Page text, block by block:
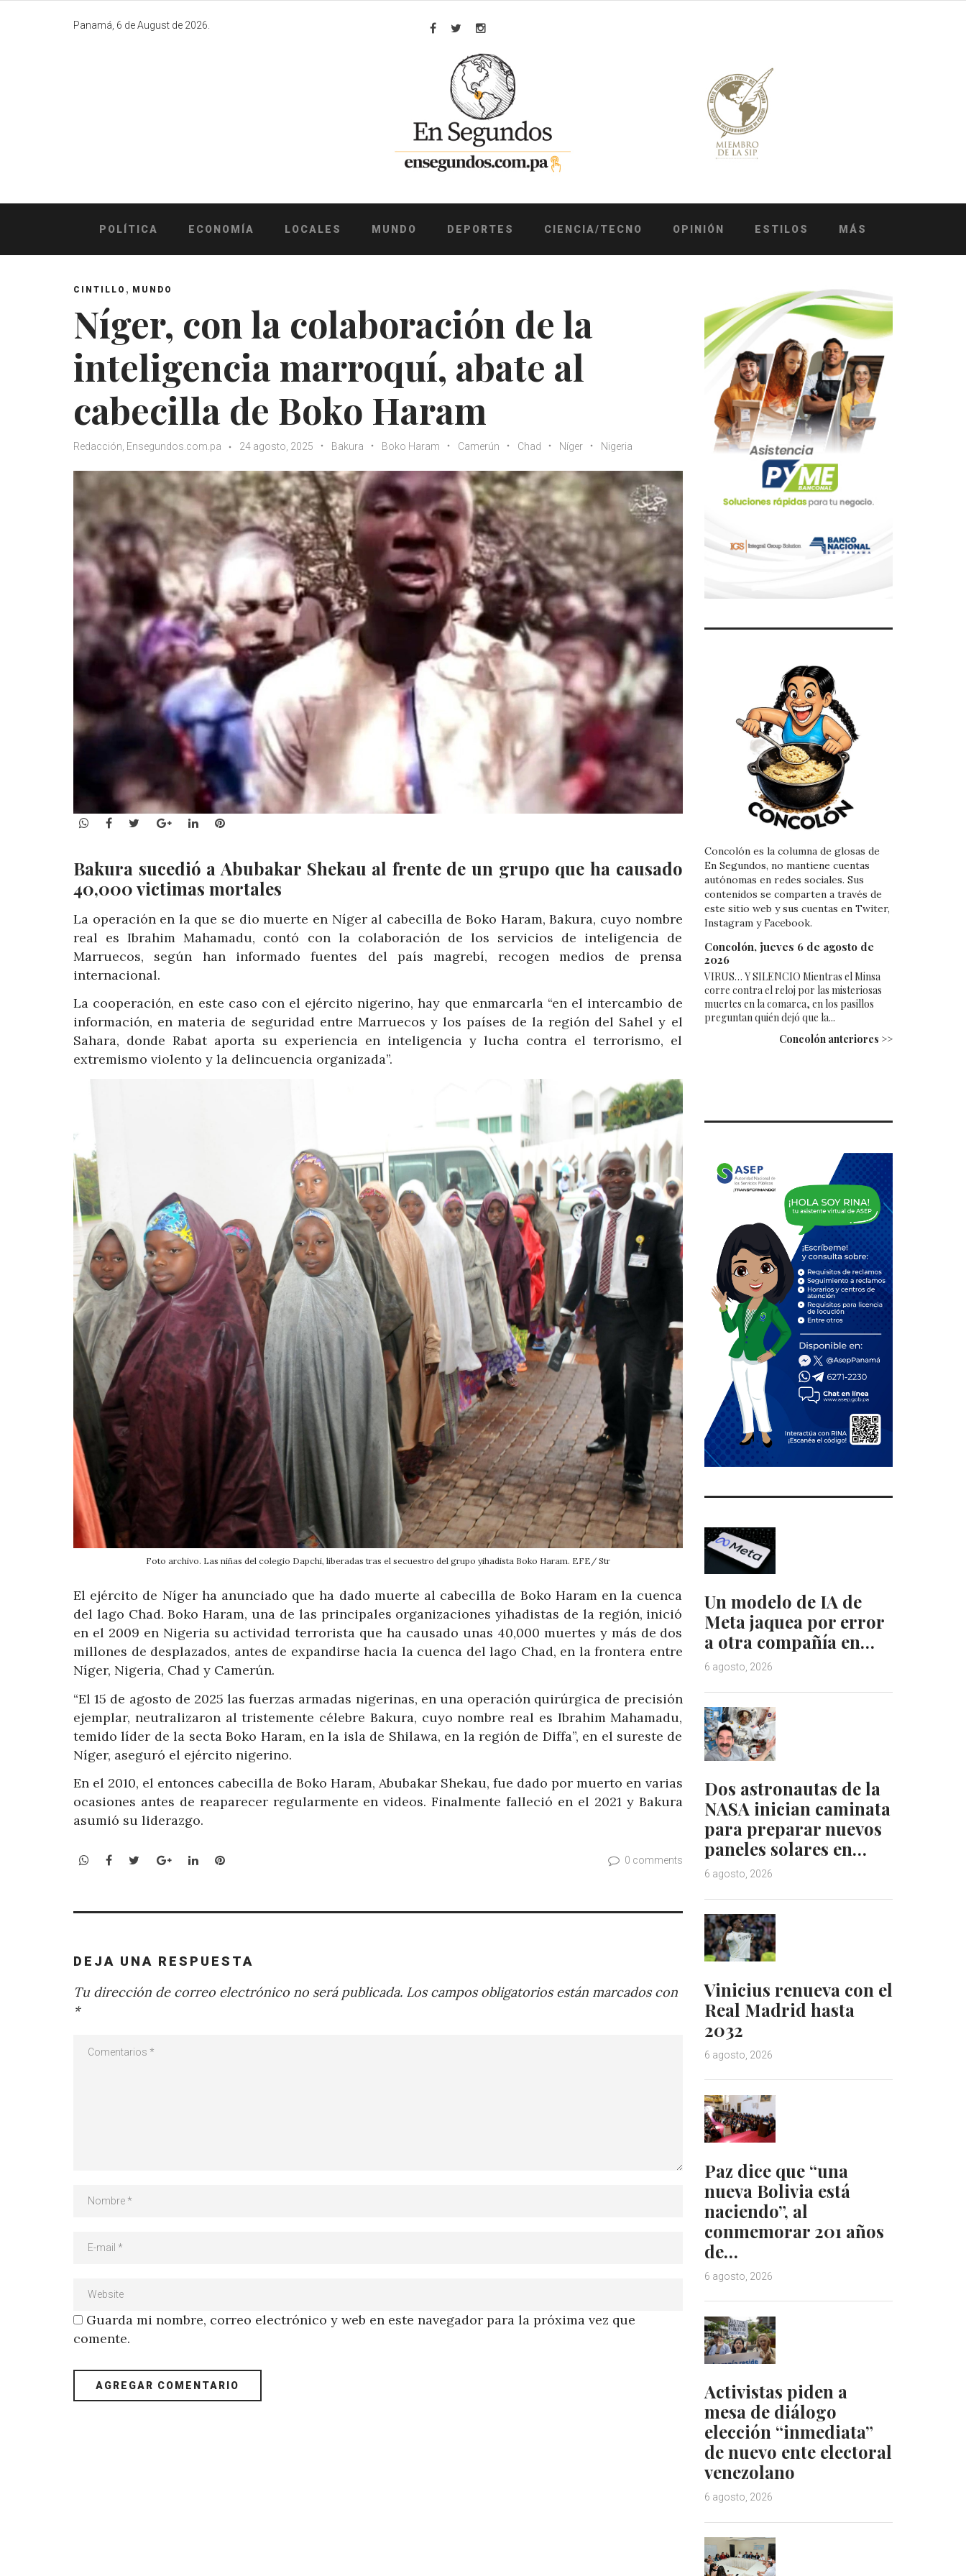
Panamá, 6 de August de 2026.
Facebook
TwitterInstagram
POLÍTICA ECONOMÍA LOCALES MUNDO DEPORTES CIENCIA/TECNO OPINIÓN ESTILOS MÁS
CINTILLO , MUNDO
Níger, con la colaboración de la
inteligencia marroquí, abate al
cabecilla de Boko Haram
Redacción, Ensegundos.com.pa 24 agosto, 2025 Bakura Boko Haram Camerún Chad Níger Nigeria
WhatsApp
Facebook
TwitterGoogle+LinkedInPinterest
Bakura sucedió a Abubakar Shekau al frente de un grupo que ha causado
40,000 victimas mortales
La operación en la que se dio muerte en Níger al cabecilla de Boko Haram, Bakura, cuyo nombre
real es Ibrahim Mahamadu, contó con la colaboración de los servicios de inteligencia de
Marruecos, según han informado fuentes del país magrebí, recogen medios de prensa
internacional.
La cooperación, en este caso con el ejército nigerino, hay que enmarcarla “en el intercambio de
información, en materia de seguridad entre Marruecos y los países de la región del Sahel y el
Sahara, donde Rabat aporta su experiencia en inteligencia y lucha contra el terrorismo, el
extremismo violento y la delincuencia organizada”.
Foto archivo. Las niñas del colegio Dapchi, liberadas tras el secuestro del grupo yihadista Boko Haram. EFE/ Str
El ejército de Níger ha anunciado que ha dado muerte al cabecilla de Boko Haram en la cuenca
del lago Chad. Boko Haram, una de las principales organizaciones yihadistas de la región, inició
en el 2009 en Nigeria su actividad terrorista que ha causado unas 40,000 muertes y más de dos
millones de desplazados, antes de expandirse hacia la cuenca del lago Chad, en la frontera entre
Níger, Nigeria, Chad y Camerún.
“El 15 de agosto de 2025 las fuerzas armadas nigerinas, en una operación quirúrgica de precisión
ejemplar, neutralizaron al tristemente célebre Bakura, cuyo nombre real es Ibrahim Mahamadu,
temido líder de la secta Boko Haram, en la isla de Shilawa, en la región de Diffa”, en el sureste de
Níger, aseguró el ejército nigerino.
En el 2010, el entonces cabecilla de Boko Haram, Abubakar Shekau, fue dado por muerto en varias
ocasiones antes de reaparecer regularmente en videos. Finalmente falleció en el 2021 y Bakura
asumió su liderazgo.
WhatsApp
Facebook
TwitterGoogle+LinkedInPinterest 0 comments
DEJA UNA RESPUESTA
Tu dirección de correo electrónico no será publicada. Los campos obligatorios están marcados con
*
Guarda mi nombre, correo electrónico y web en este navegador para la próxima vez que
comente.
Concolón es la columna de glosas de
En Segundos, no mantiene cuentas
autónomas en redes sociales. Sus
contenidos se comparten a través de
este sitio web y sus cuentas en Twiter,
Instagram y Facebook.
Concolón, jueves 6 de agosto de
2026
VIRUS… Y SILENCIO Mientras el Minsa
corre contra el reloj por las misteriosas
muertes en la comarca, en los pasillos
preguntan quién dejó que la...
Concolón anteriores >>
Un modelo de IA de
Meta jaquea por error
a otra compañía en…
6 agosto, 2026
Dos astronautas de la
NASA inician caminata
para preparar nuevos
paneles solares en…
6 agosto, 2026
Vinicius renueva con el
Real Madrid hasta
2032
6 agosto, 2026
Paz dice que “una
nueva Bolivia está
naciendo”, al
conmemorar 201 años
de…
6 agosto, 2026
Activistas piden a
mesa de diálogo
elección “inmediata”
de nuevo ente electoral
venezolano
6 agosto, 2026